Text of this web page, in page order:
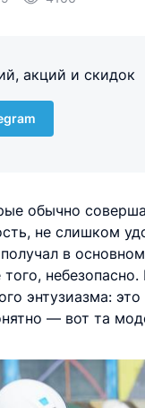
акций и скидок
обычно
не слишком
в
энтузиазма:
— вот та